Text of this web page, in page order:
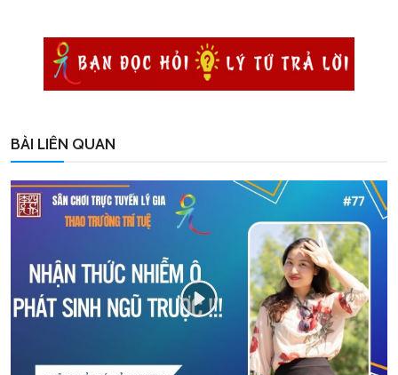
BÀI LIÊN QUAN